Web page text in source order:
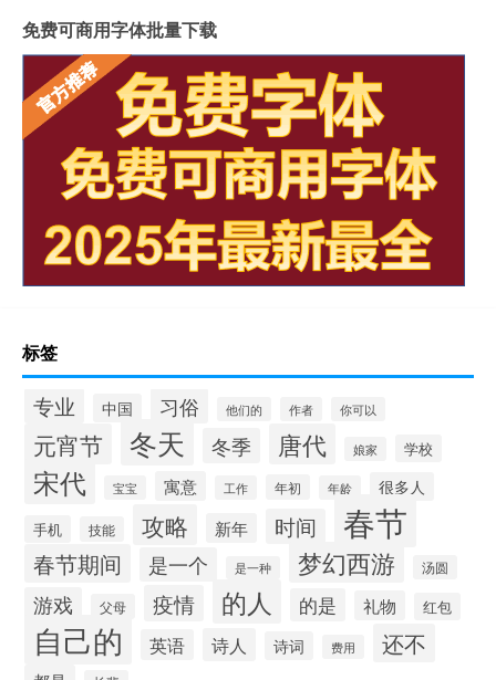
免费可商用字体批量下载
标签
专业 中国 习俗 他们的 作者 你可以
元宵节 冬天 冬季 唐代 娘家 学校
宋代 宝宝 寓意 工作 年初 年龄 很多人
手机 技能 攻略 新年 时间 春节
春节期间 是一个 是一种 梦幻西游 汤圆
游戏 父母 疫情 的人 的是 礼物 红包
自己的 英语 诗人 诗词 费用 还不